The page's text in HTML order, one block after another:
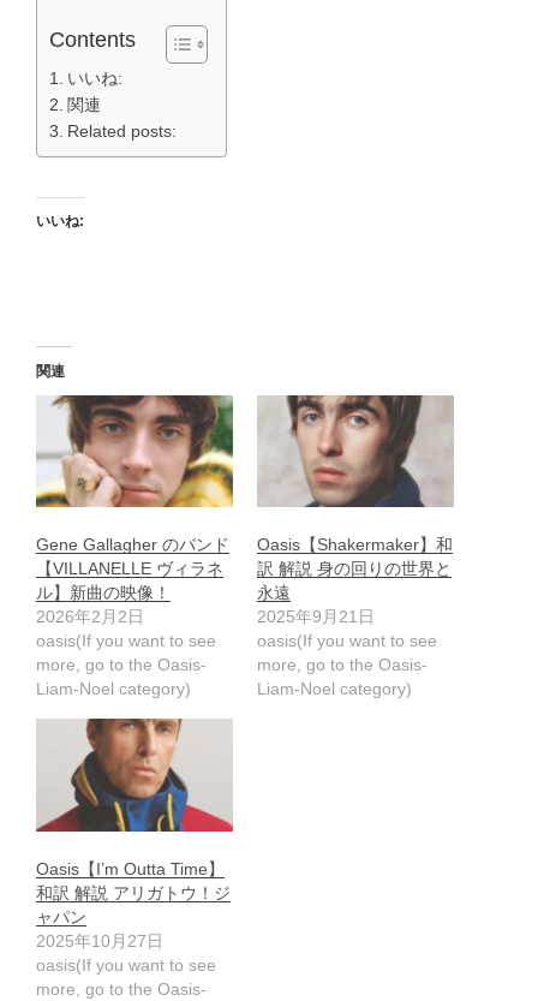
Contents
いいね:
関連
Related posts:
いいね:
関連
Gene Gallagher のバンド
【VILLANELLE ヴィラネ
ル】新曲の映像！
2026年2月2日
oasis(If you want to see
more, go to the Oasis-
Liam-Noel category)
Oasis【Shakermaker】和
訳 解説 身の回りの世界と
永遠
2025年9月21日
oasis(If you want to see
more, go to the Oasis-
Liam-Noel category)
Oasis【I’m Outta Time】
和訳 解説 アリガトウ！ジ
ャパン
2025年10月27日
oasis(If you want to see
more, go to the Oasis-